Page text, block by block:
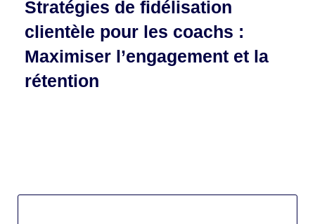
Stratégies de fidélisation
clientèle pour les coachs :
Maximiser l’engagement et la
rétention